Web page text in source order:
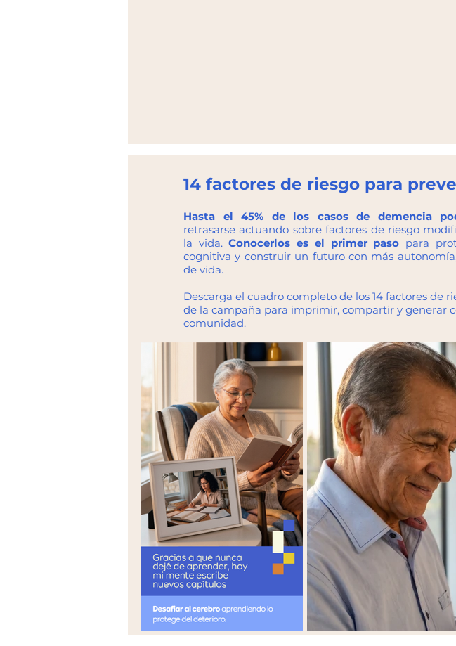
14 factores de riesgo para
Hasta el 45% de los casos de demencia
retrasarse actuando sobre factores de riesgo
la vida.Conocerlos es el primer paso para
cognitiva y construir un futuro con más
de vida.
Descarga el cuadro completo de los 14 factores de
de la campaña para imprimir, compartir y generar
comunidad.